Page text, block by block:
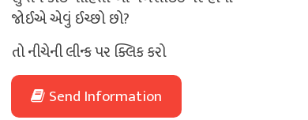
જોઈએ એવું ઈચ્છો છો?
તો નીચેની લીન્ક પર ક્લિક કરો
Send Information